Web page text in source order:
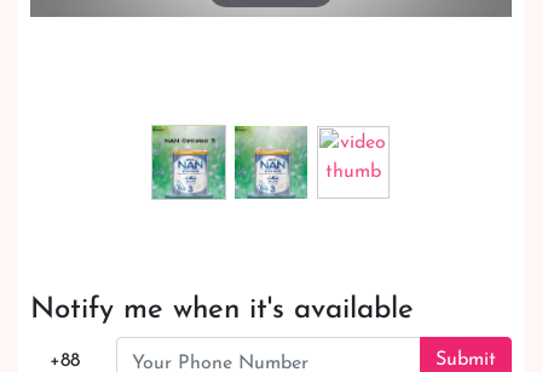
Notify me when it's available
+88 Submit